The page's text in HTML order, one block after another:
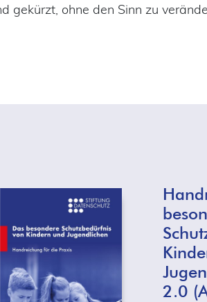
gekürzt, ohne den Sinn zu
2.0